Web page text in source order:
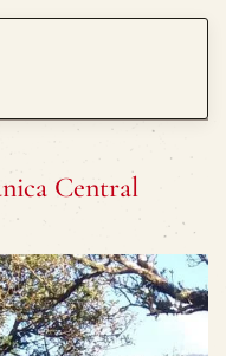
Central